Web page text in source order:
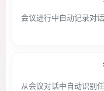
会议进行中自动记录对
从会议对话中自动识别